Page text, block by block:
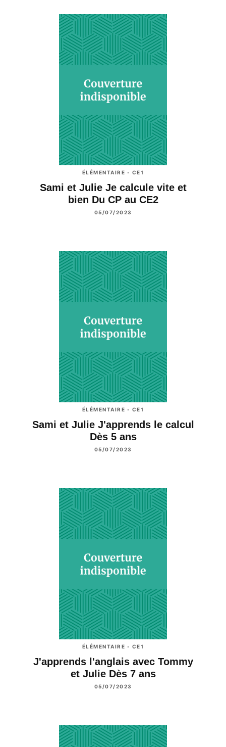
ÉLÉMENTAIRE - CE1
Sami et Julie Je calcule vite et
bien Du CP au CE2
05/07/2023
ÉLÉMENTAIRE - CE1
Sami et Julie J'apprends le calcul
Dès 5 ans
05/07/2023
ÉLÉMENTAIRE - CE1
J'apprends l'anglais avec Tommy
et Julie Dès 7 ans
05/07/2023